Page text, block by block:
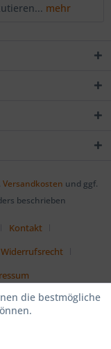
mehr
Versandkosten und ggf.
beschrieben
Kontakt
Widerrufsrecht
die bestmögliche